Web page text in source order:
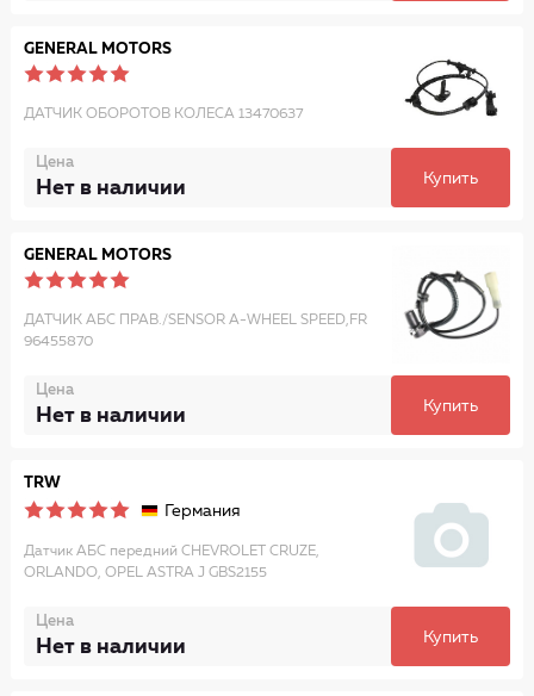
GENERAL MOTORS
ДАТЧИК ОБОРОТОВ КОЛЕСА 13470637
Цена
Нет в наличии Купить
GENERAL MOTORS
ДАТЧИК АБС ПРАВ./SENSOR A-WHEEL SPEED,FR
96455870
Цена
Нет в наличии Купить
TRW
Германия
Датчик АБС передний CHEVROLET CRUZE,
ORLANDO, OPEL ASTRA J GBS2155
Цена
Нет в наличии Купить